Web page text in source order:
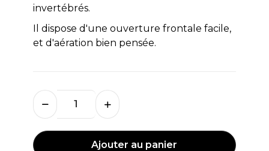
invertébrés.
Il dispose d'une ouverture frontale facile,
et d'aération bien pensée.
Ajouter au panier